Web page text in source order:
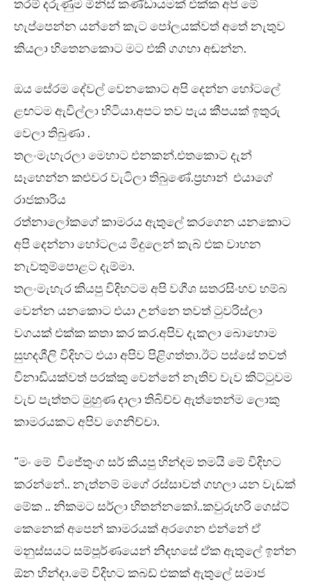
තරම් දරුණුම මිනිස් කණ්ඩායමක් එක්ක අපි මේ
හැප්පෙන්න යන්නේ කැට පෝලයක්වත් අතේ නැතුව
කියලා හිතෙනකොට මට එකි ගගහා අඬන්න.
ඔය සේරම දේවල් වෙනකොට අපි දෙන්න හෝටලේ
ළඟටම ඇවිල්ලා හිටියා.අපට තව පැය කීපයක් ඉතුරු
වෙලා තිබුණා .
තලංමැහැරලා මෙහාට එනකන්.එතකොට දැන්
සෑහෙන්න කළුවර වැටිලා තිබුණේ.ප්‍රහාන් එයාගේ
රාජකාරිය
රත්නාලෝකගේ කාමරය ඇතුලේ කරගෙන යනකොට
අපි දෙන්නා හෝටලය මිදුලෙන් කැබ් එක වාහන
නැවතුම්පොළට දැම්මා.
තලංමැහැර කියපු විදිහටම අපි වගීශ සතරසිංහව හම්බ
වෙන්න යනකොට එයා උන්නෙ තවත් ටුවරිස්ලා
වගයක් එක්ක කතා කර කර.අපිව දැකලා බොහොම
සුහදශීලි විදිහට එයා අපිව පිළිගත්තා.ඊට පස්සේ තවත්
විනාඩියක්වත් පරක්කු වෙන්නේ නැතිව වැව කිට්ටුවම
වැව පැත්තට මුහුණ දාලා තිබිච්ච ඇත්තෙන්ම ලොකු
කාමරයකට අපිව ගෙනිච්චා.
“මං මේ විජේතුංග සර් කියපු හින්දම තමයි මේ විදිහට
කරන්නේ.. නැත්නම් මගේ රස්සාවත් ගහලා යන වැඩක්
මේක .. නිකමට සර්ලා හිතන්නකෝ..කවුරුහරි ගෙස්ට්
කෙනෙක් අපෙන් කාමරයක් අරගෙන එන්නේ ඒ
මනුස්සයට සම්පූර්ණයෙන් නිදහසේ ඒක ඇතුලේ ඉන්න
ඕන හින්දා.මේ විදිහට කබඩ් එකක් ඇතුලේ සමාජ